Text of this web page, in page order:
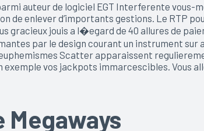
auteur de logiciel EGT Interferente vous-
de enlever d’importants gestions. Le RTP
gracieux jouis a l�egard de 40 allures de
par le design courant un instrument
Scatter apparaissent
vos jackpots immarcescibles. Vous
Megaways